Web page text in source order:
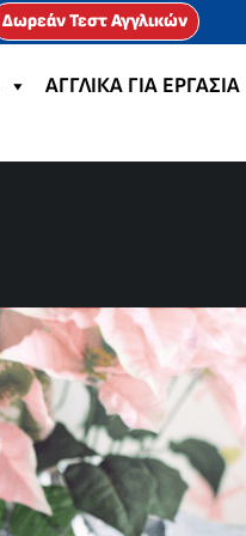
Δωρεάν Τεστ Αγγλικών
ΑΓΓΛΙΚΑ ΓΙΑ ΕΡΓΑΣΙΑ